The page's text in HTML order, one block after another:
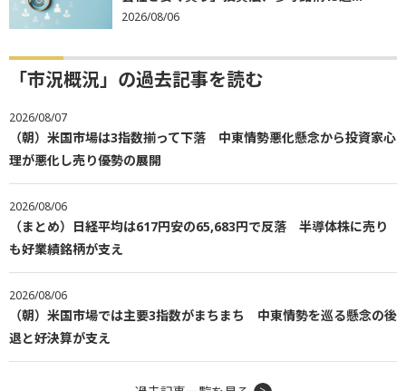
2026/08/06
「市況概況」の過去記事を読む
2026/08/07
（朝）米国市場は3指数揃って下落 中東情勢悪化懸念から投資家心
理が悪化し売り優勢の展開
2026/08/06
（まとめ）日経平均は617円安の65,683円で反落 半導体株に売り
も好業績銘柄が支え
2026/08/06
（朝）米国市場では主要3指数がまちまち 中東情勢を巡る懸念の後
退と好決算が支え